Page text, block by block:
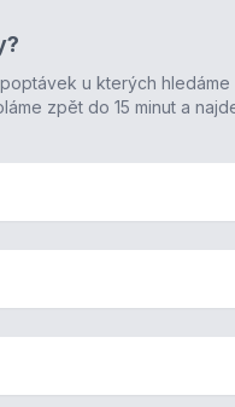
u kterých hledáme
zpět do 15 minut a